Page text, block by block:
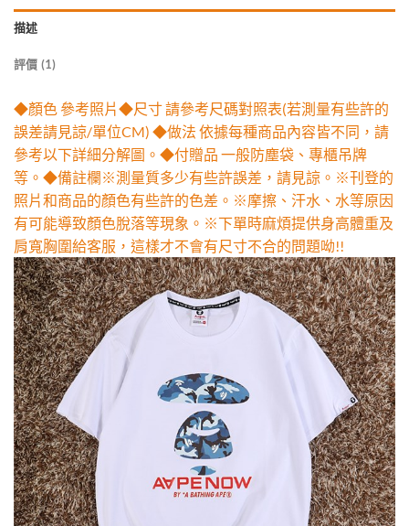
描述
評價 (1)
◆顏色 參考照片◆尺寸 請參考尺碼對照表(若測量有些許的
誤差請見諒/單位CM) ◆做法 依據每種商品內容皆不同，請
參考以下詳細分解圖。◆付贈品 一般防塵袋、專櫃吊牌
等。◆備註欄※測量質多少有些許誤差，請見諒。※刊登的
照片和商品的顏色有些許的色差。※摩擦、汗水、水等原因
有可能導致顏色脫落等現象。※下單時麻煩提供身高體重及
肩寬胸圍給客服，這樣才不會有尺寸不合的問題呦!!